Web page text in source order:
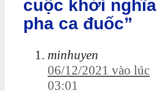
cuộc khởi nghĩa
pha ca đuốc”
minhuyen
06/12/2021 vào lúc
03:01